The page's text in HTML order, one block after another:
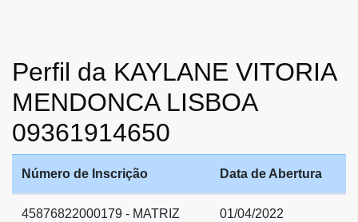
Perfil da KAYLANE VITORIA
MENDONCA LISBOA
09361914650
Número de Inscrição Data de Abertura
45876822000179 - MATRIZ 01/04/2022